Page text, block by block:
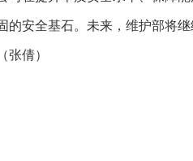
安全基石。未来，维护部将
倩）